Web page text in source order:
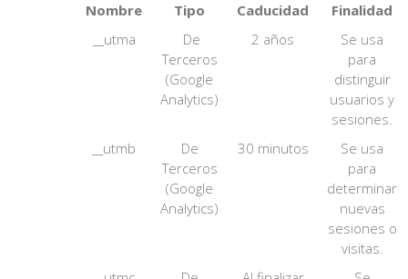
Nombre Tipo Caducidad
Finalidad
__utma
De
Terceros
(Google
Analytics)
2 años
Se usa
para
distinguir
usuarios y
sesiones.
__utmb
De
Terceros
(Google
Analytics)
30 minutos
Se usa
para
determinar
nuevas
sesiones o
visitas.